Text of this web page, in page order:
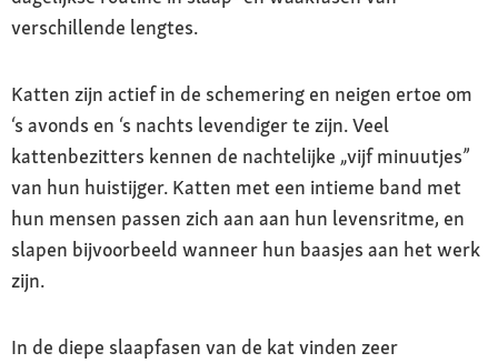
verschillende lengtes.
Katten zijn actief in de schemering en neigen ertoe om
‘s avonds en ‘s nachts levendiger te zijn. Veel
kattenbezitters kennen de nachtelijke „vijf minuutjes”
van hun huistijger. Katten met een intieme band met
hun mensen passen zich aan aan hun levensritme, en
slapen bijvoorbeeld wanneer hun baasjes aan het werk
zijn.
In de diepe slaapfasen van de kat vinden zeer